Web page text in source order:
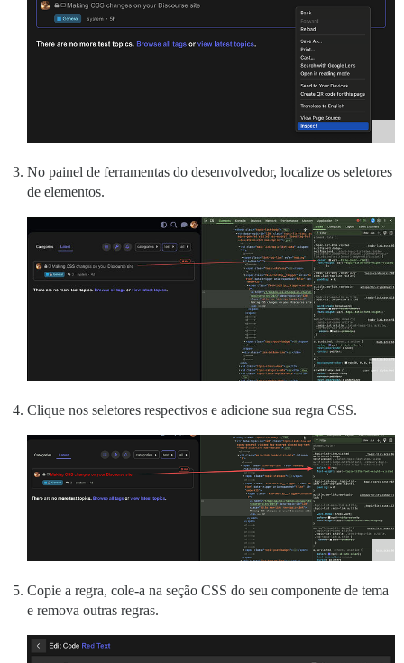
No painel de ferramentas do desenvolvedor, localize os seletores
de elementos.
Clique nos seletores respectivos e adicione sua regra CSS.
Copie a regra, cole-a na seção CSS do seu componente de tema
e remova outras regras.